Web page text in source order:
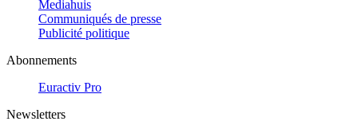
Mediahuis
Communiqués de presse
Publicité politique
Abonnements
Euractiv Pro
Newsletters